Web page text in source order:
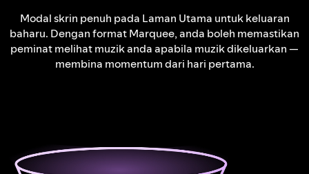
Modal skrin penuh pada Laman Utama untuk keluaran
baharu. Dengan format Marquee, anda boleh memastikan
peminat melihat muzik anda apabila muzik dikeluarkan —
membina momentum dari hari pertama.